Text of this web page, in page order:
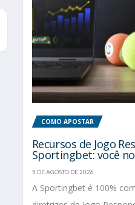
COMO APOSTAR
Recursos de Jogo
Sportingbet: você
5 DE AGOSTO DE 2026
A Sportingbet é 100%